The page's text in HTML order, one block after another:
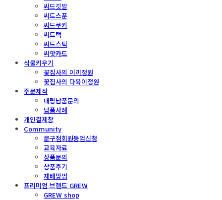
씨드깃발
씨드스푼
씨드쿠키
씨드택
씨드스틱
씨앗카드
식물키우기
꽃집사의 이끼정원
꽃집사의 다육이정원
주문제작
대량납품문의
납품사례
개인결제창
Community
문구점회원등업신청
교육자료
상품문의
상품후기
재배방법
프리미엄 브랜드 GREW
GREW shop